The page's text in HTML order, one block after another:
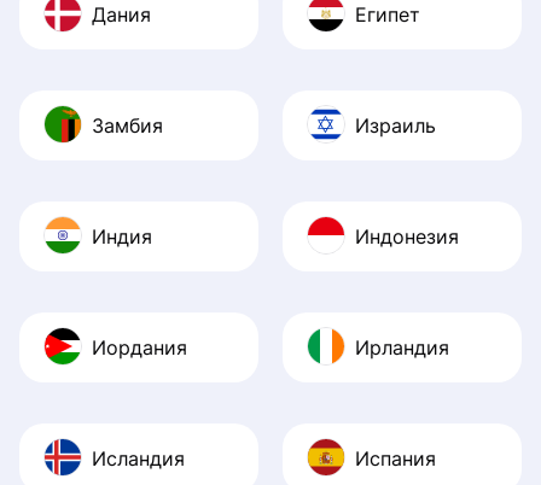
Дания Египет
Замбия Израиль
Индия Индонезия
Иордания Ирландия
Исландия Испания